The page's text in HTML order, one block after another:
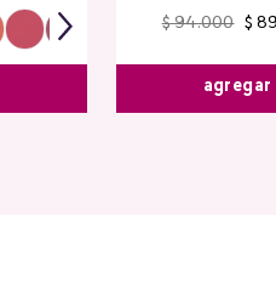
$ 94.000 $ 89
agregar